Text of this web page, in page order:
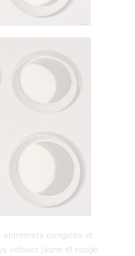
entremets congelés et
velours jaune et rouge.